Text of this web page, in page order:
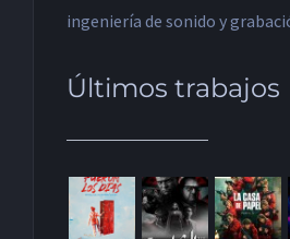
ingeniería de sonido y
Últimos trabajos